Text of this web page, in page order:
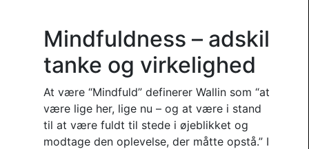
Mindfuldness – adskil
tanke og virkelighed
At være “Mindfuld” definerer Wallin som “at
være lige her, lige nu – og at være i stand
til at være fuldt til stede i øjeblikket og
modtage den oplevelse, der måtte opstå.” I